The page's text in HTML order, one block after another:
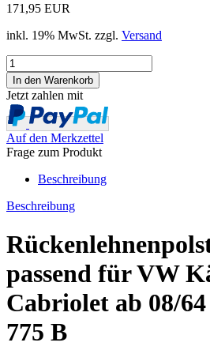
171,95 EUR
inkl. 19% MwSt. zzgl. Versand
Jetzt zahlen mit
Auf den Merkzettel
Frage zum Produkt
Beschreibung
Beschreibung
passend für VW
Cabriolet ab 08/64
775 B